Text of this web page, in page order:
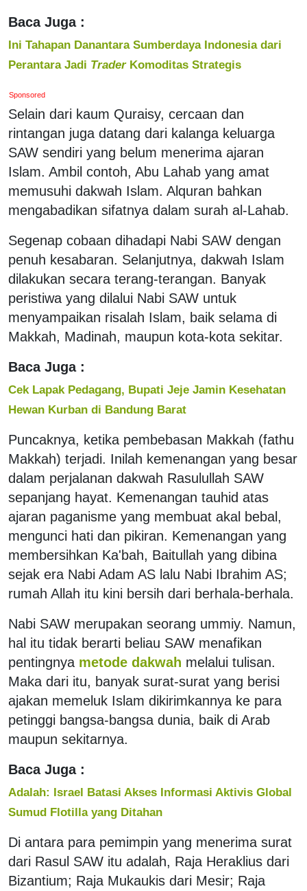
Baca Juga :
Ini Tahapan Danantara Sumberdaya Indonesia dari
Perantara Jadi TraderKomoditas Strategis
Sponsored
Selain dari kaum Quraisy, cercaan dan
rintangan juga datang dari kalanga keluarga
SAW sendiri yang belum menerima ajaran
Islam. Ambil contoh, Abu Lahab yang amat
memusuhi dakwah Islam. Alquran bahkan
mengabadikan sifatnya dalam surah al-Lahab.
Segenap cobaan dihadapi Nabi SAW dengan
penuh kesabaran. Selanjutnya, dakwah Islam
dilakukan secara terang-terangan. Banyak
peristiwa yang dilalui Nabi SAW untuk
menyampaikan risalah Islam, baik selama di
Makkah, Madinah, maupun kota-kota sekitar.
Baca Juga :
Cek Lapak Pedagang, Bupati Jeje Jamin Kesehatan
Hewan Kurban di Bandung Barat
Puncaknya, ketika pembebasan Makkah (fathu
Makkah) terjadi. Inilah kemenangan yang besar
dalam perjalanan dakwah Rasulullah SAW
sepanjang hayat. Kemenangan tauhid atas
ajaran paganisme yang membuat akal bebal,
mengunci hati dan pikiran. Kemenangan yang
membersihkan Ka'bah, Baitullah yang dibina
sejak era Nabi Adam AS lalu Nabi Ibrahim AS;
rumah Allah itu kini bersih dari berhala-berhala.
Nabi SAW merupakan seorang ummiy. Namun,
hal itu tidak berarti beliau SAW menafikan
pentingnya metode dakwah melalui tulisan.
Maka dari itu, banyak surat-surat yang berisi
ajakan memeluk Islam dikirimkannya ke para
petinggi bangsa-bangsa dunia, baik di Arab
maupun sekitarnya.
Baca Juga :
Adalah: Israel Batasi Akses Informasi Aktivis Global
Sumud Flotilla yang Ditahan
Di antara para pemimpin yang menerima surat
dari Rasul SAW itu adalah, Raja Heraklius dari
Bizantium; Raja Mukaukis dari Mesir; Raja